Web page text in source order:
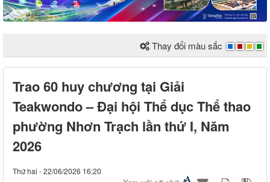
Thay đổi màu sắc
Trao 60 huy chương tại Giải
Teakwondo – Đại hội Thể dục Thể thao
phường Nhơn Trạch lần thứ I, Năm
2026
Thứ hai - 22/06/2026 16:20